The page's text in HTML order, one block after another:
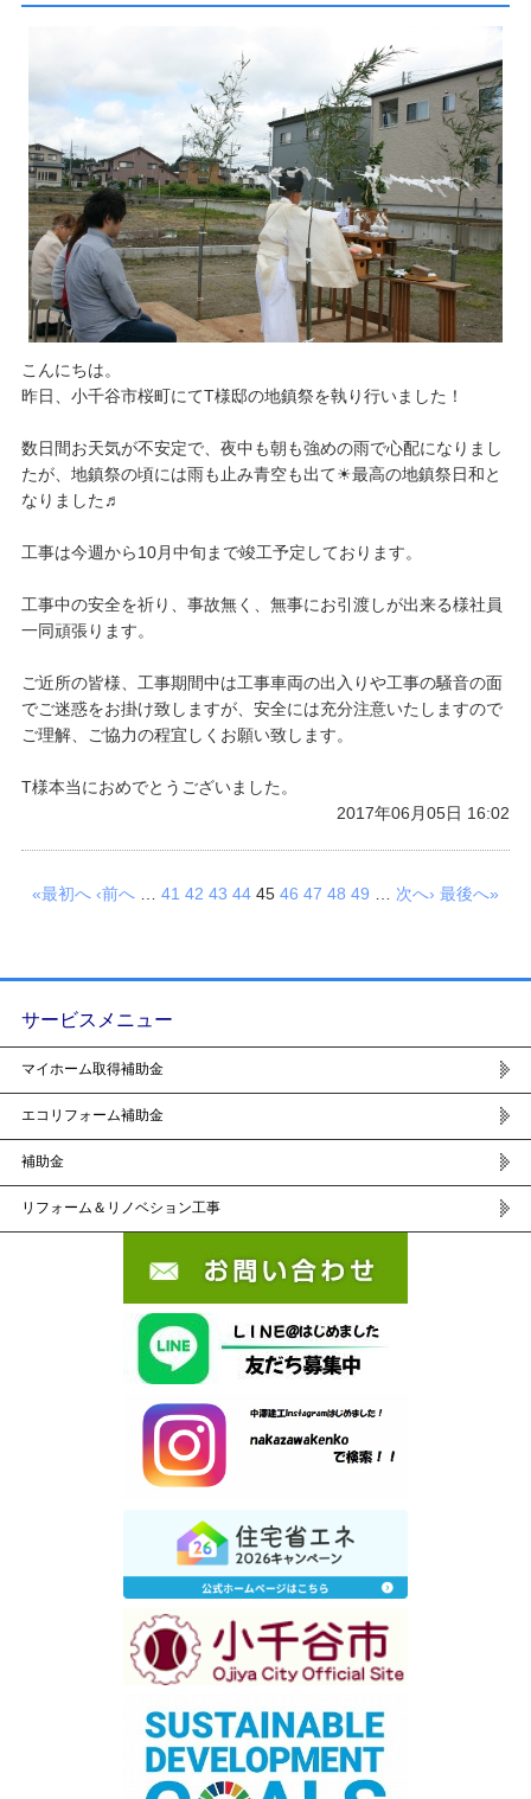
こんにちは。
昨日、小千谷市桜町にてT様邸の地鎮祭を執り行いました！
​数日間お天気が不安定で、夜中も朝も強めの雨で心配になりまし
たが、地鎮祭の頃には雨も止み青空も出て☀最高の地鎮祭日和と
なりました♬
工事は今週から10月中旬まで竣工予定しております。
工事中の安全を祈り、事故無く、無事にお引渡しが出来る様社員
一同頑張ります。
ご近所の皆様、工事期間中は工事車両の出入りや工事の騒音の面
でご迷惑をお掛け致しますが、安全には充分注意いたしますので
ご理解、ご協力の程宜しくお願い致します。
T様本当におめでとうございました。
2017年06月05日 16:02
«最初へ ‹前へ … 41 42 43 44 45 46 47 48 49 … 次へ› 最後へ»
サービスメニュー
マイホーム取得補助金
エコリフォーム補助金
補助金
リフォーム＆リノベション工事